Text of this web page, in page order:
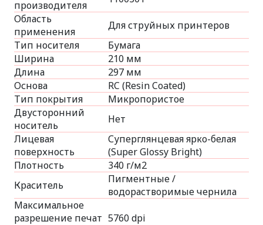
производителя
Область
применения
Для струйных принтеров
Тип носителя
Бумага
Ширина
210 мм
Длина
297 мм
Основа
RC (Resin Coated)
Тип покрытия
Микропористое
Двусторонний
носитель
Нет
Лицевая
поверхность
Суперглянцевая ярко-белая
(Super Glossy Bright)
Плотность
340 г/м2
Краситель
Пигментные /
водорастворимые чернила
Максимальное
разрешение печат 5760 dpi